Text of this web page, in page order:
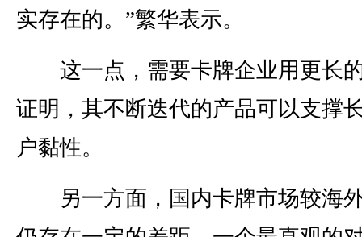
实存在的。”繁华表示。
这一点，需要卡牌企业用更长
证明，其不断迭代的产品可以支撑
户黏性。
另一方面，国内卡牌市场较海